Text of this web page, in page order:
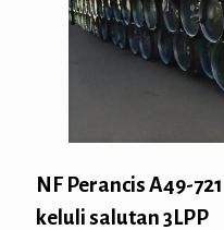
NF Perancis A49-
keluli salutan 3LPP